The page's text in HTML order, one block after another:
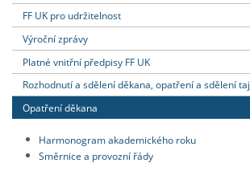
FF UK pro udržitelnost
Výroční zprávy
Platné vnitřní předpisy FF UK
Rozhodnutí a sdělení děkana, opatření a sdělení
Opatření děkana
Harmonogram akademického roku
Směrnice a provozní řády